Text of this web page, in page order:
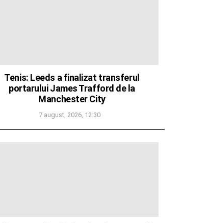
Tenis: Leeds a finalizat transferul
portarului James Trafford de la
Manchester City
7 august, 2026, 12:30